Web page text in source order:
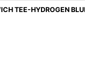
TEE-HYDROGEN